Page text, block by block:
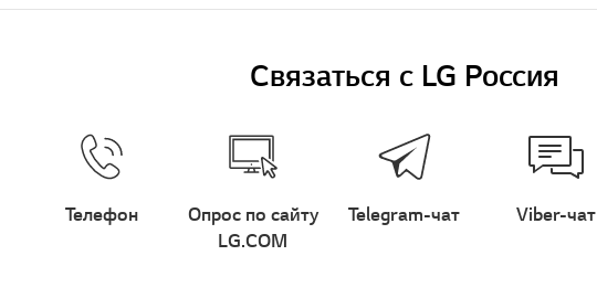
Связаться с LG Россия
Телефон
Опрос по сайту
LG.COM
Telegram-чат Viber-чат